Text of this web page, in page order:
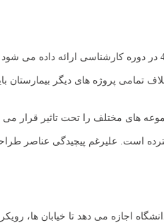
پروژه های دیگر بیمارستان
های مختلف را تحت تاثیر قرار
است. علیرغم پیچیدگی عناصر
اجازه می دهد تا خیابان ها،